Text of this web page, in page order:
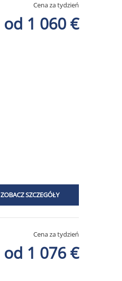
Cena za tydzień
od 1 060 €
ZOBACZ SZCZEGÓŁY
Cena za tydzień
od 1 076 €